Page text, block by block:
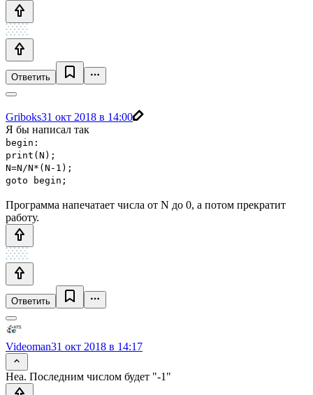
Ответить
Griboks31 окт 2018 в 14:00
Я бы написал так
begin:
print(N);
N=N/N*(N-1);
goto begin;
Программа напечатает числа от N до 0, а потом прекратит
работу.
Ответить
Videoman31 окт 2018 в 14:17
Неа. Последним числом будет "-1"